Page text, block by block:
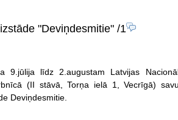
"Deviņdesmitie"/1
9.jūlija līdz 2.augustam Latvijas
(II stāvā, Torņa ielā 1, Vecrīgā)
Deviņdesmitie.